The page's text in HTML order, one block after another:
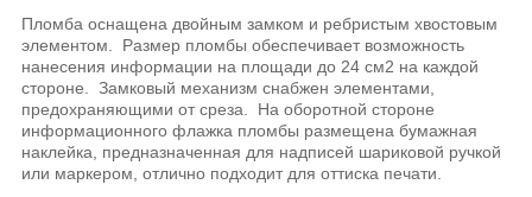
Пломба оснащена двойным замком и ребристым хвостовым
элементом.
Размер пломбы обеспечивает возможность
нанесения информации на площади до 24 см2 на каждой
стороне.
Замковый механизм снабжен элементами,
предохраняющими от среза.
На оборотной стороне
информационного флажка пломбы размещена бумажная
наклейка, предназначенная для надписей шариковой ручкой
или маркером, отлично подходит для оттиска печати.